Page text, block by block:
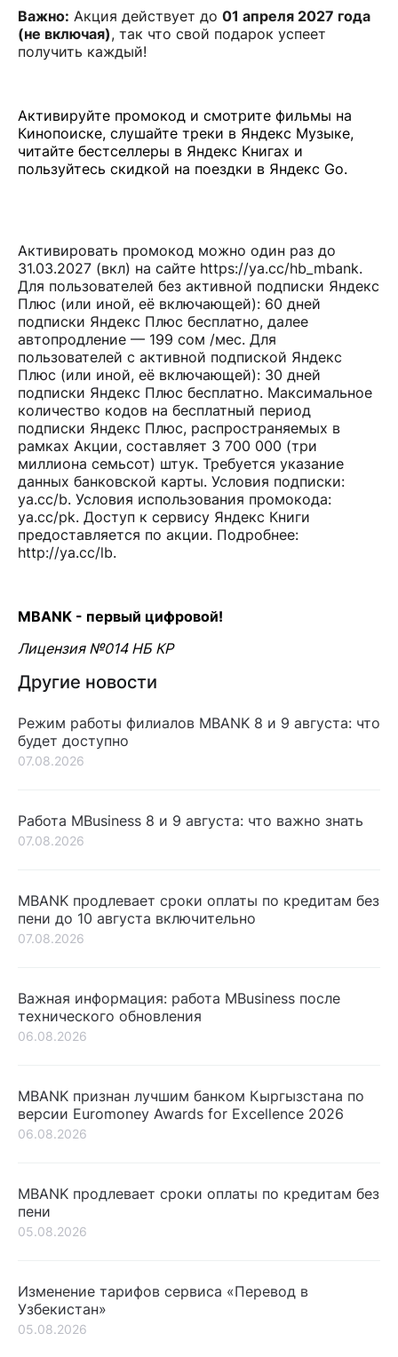
Важно: Акция действует до 01 апреля 2027 года
(не включая), так что свой подарок успеет
получить каждый!
Активируйте промокод и смотрите фильмы на
Кинопоиске, слушайте треки в Яндекс Музыке,
читайте бестселлеры в Яндекс Книгах и
пользуйтесь скидкой на поездки в Яндекс Go.
Активировать промокод можно один раз до
31.03.2027 (вкл) на сайте https://ya.cc/hb_mbank.
Для пользователей без активной подписки Яндекс
Плюс (или иной, её включающей): 60 дней
подписки Яндекс Плюс бесплатно, далее
автопродление — 199 сом /мес. Для
пользователей с активной подпиской Яндекс
Плюс (или иной, её включающей): 30 дней
подписки Яндекс Плюс бесплатно. Максимальное
количество кодов на бесплатный период
подписки Яндекс Плюс, распространяемых в
рамках Акции, составляет 3 700 000 (три
миллиона семьсот) штук. Требуется указание
данных банковской карты. Условия подписки:
ya.cc/b. Условия использования промокода:
ya.cc/pk. Доступ к сервису Яндекс Книги
предоставляется по акции. Подробнее:
http://ya.cc/lb.
MBANK - первый цифровой!
Лицензия №014 НБ КР
Другие новости
Режим работы филиалов MBANK 8 и 9 августа: что
будет доступно
07.08.2026
Работа MBusiness 8 и 9 августа: что важно знать
07.08.2026
MBANK продлевает сроки оплаты по кредитам без
пени до 10 августа включительно
07.08.2026
Важная информация: работа MBusiness после
технического обновления
06.08.2026
MBANK признан лучшим банком Кыргызстана по
версии Euromoney Awards for Excellence 2026
06.08.2026
MBANK продлевает сроки оплаты по кредитам без
пени
05.08.2026
Изменение тарифов сервиса «Перевод в
Узбекистан»
05.08.2026